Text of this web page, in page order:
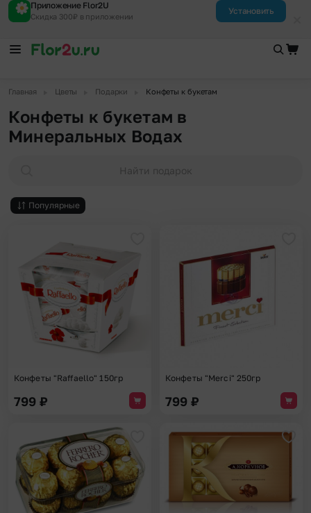
Приложение Flor2U
Скидка 300₽ в приложении
Установить
Главная Цветы Подарки Конфеты к букетам
Конфеты к букетам в
Минеральных Водах
Найти подарок
Популярные
Добавить в избранное
Конфеты "Raffaello" 150гр
799 ₽
Конфеты "Merci" 250гр
799 ₽
Добавить в избранное